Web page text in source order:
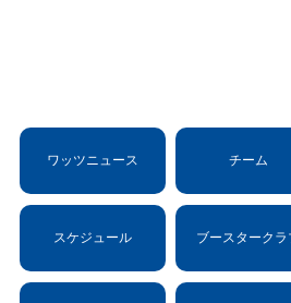
ワッツニュース チーム
スケジュール ブースタークラ